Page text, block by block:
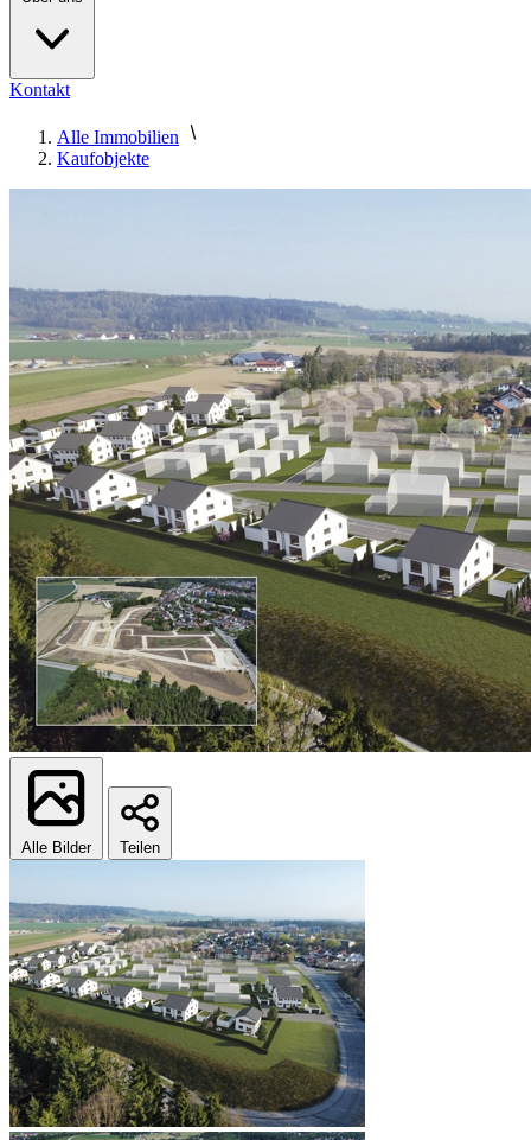
Kontakt
Alle Immobilien
Kaufobjekte
Alle Bilder Teilen